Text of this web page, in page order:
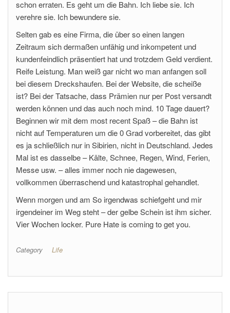
schon erraten. Es geht um die Bahn. Ich liebe sie. Ich
verehre sie. Ich bewundere sie.
Selten gab es eine Firma, die über so einen langen
Zeitraum sich dermaßen unfähig und inkompetent und
kundenfeindlich präsentiert hat und trotzdem Geld verdient.
Reife Leistung. Man weiß gar nicht wo man anfangen soll
bei diesem Dreckshaufen. Bei der Website, die scheiße
ist? Bei der Tatsache, dass Prämien nur per Post versandt
werden können und das auch noch mind. 10 Tage dauert?
Beginnen wir mit dem most recent Spaß – die Bahn ist
nicht auf Temperaturen um die 0 Grad vorbereitet, das gibt
es ja schließlich nur in Sibirien, nicht in Deutschland. Jedes
Mal ist es dasselbe – Kälte, Schnee, Regen, Wind, Ferien,
Messe usw. – alles immer noch nie dagewesen,
vollkommen überraschend und katastrophal gehandlet.
Wenn morgen und am So irgendwas schiefgeht und mir
irgendeiner im Weg steht – der gelbe Schein ist ihm sicher.
Vier Wochen locker. Pure Hate is coming to get you.
Category Life